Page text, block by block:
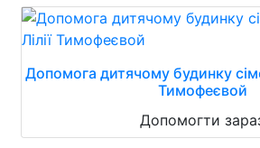
Допомога дитячому будинку
Тимофеєвой
Допомогти